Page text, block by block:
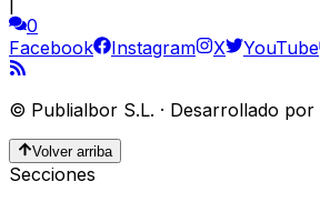
0
Facebook
Instagram X YouTube
© Publialbor S.L. · Desarrollado por
Volver arriba
Secciones